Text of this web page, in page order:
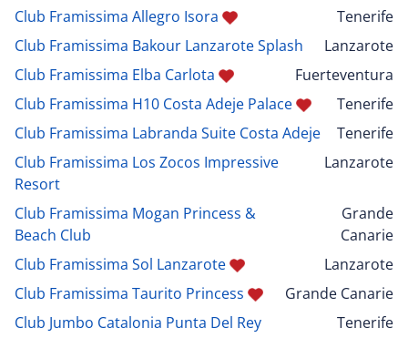
Club Framissima Allegro Isora
Tenerife
Club Framissima Bakour Lanzarote Splash
Lanzarote
Club Framissima Elba Carlota
Fuerteventura
Club Framissima H10 Costa Adeje Palace
Tenerife
Club Framissima Labranda Suite Costa Adeje
Tenerife
Club Framissima Los Zocos Impressive
Resort
Lanzarote
Club Framissima Mogan Princess &
Beach Club
Grande
Canarie
Club Framissima Sol Lanzarote
Lanzarote
Club Framissima Taurito Princess
Grande Canarie
Club Jumbo Catalonia Punta Del Rey
Tenerife